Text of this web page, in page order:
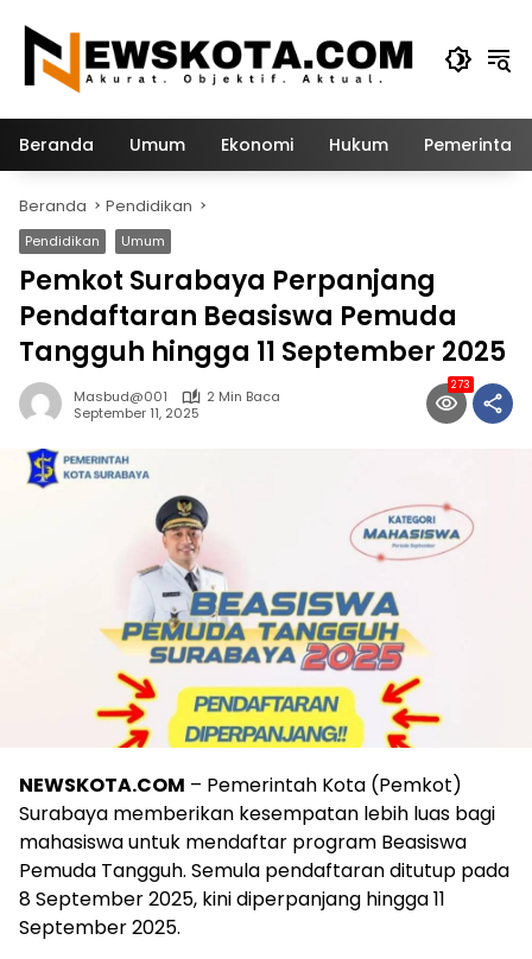
konten
Beranda Umum Ekonomi Hukum
Beranda Pendidikan
Pendidikan Umum
Pemkot Surabaya Perpanjang
Pendaftaran Beasiswa Pemuda
Tangguh hingga 11 September 2025
Masbud@001
2 Min Baca
September 11, 2025
273
NEWSKOTA.COM – Pemerintah Kota (Pemkot)
Surabaya memberikan kesempatan lebih luas bagi
mahasiswa untuk mendaftar program Beasiswa
Pemuda Tangguh. Semula pendaftaran ditutup pada
8 September 2025, kini diperpanjang hingga 11
September 2025.